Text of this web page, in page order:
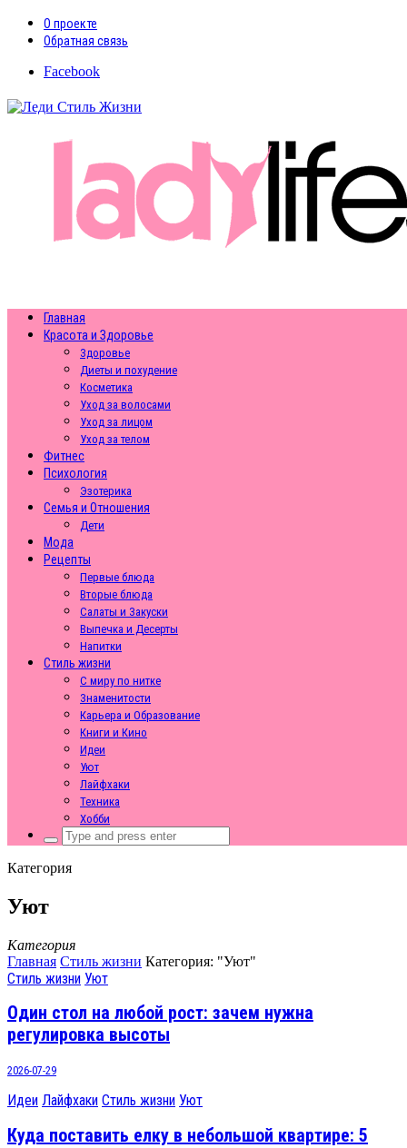
О проекте
Обратная связь
Facebook
Главная
Красота и Здоровье
Здоровье
Диеты и похудение
Косметика
Уход за волосами
Уход за лицом
Уход за телом
Фитнес
Психология
Эзотерика
Семья и Отношения
Дети
Мода
Рецепты
Первые блюда
Вторые блюда
Салаты и Закуски
Выпечка и Десерты
Напитки
Стиль жизни
С миру по нитке
Знаменитости
Карьера и Образование
Книги и Кино
Идеи
Уют
Лайфхаки
Техника
Хобби
Search
for:
Категория
Уют
Категория
Главная Стиль жизни Категория: "Уют"
Стиль жизни Уют
Один стол на любой рост: зачем нужна
регулировка высоты
2026-07-29
Идеи Лайфхаки Стиль жизни Уют
Куда поставить елку в небольшой квартире: 5